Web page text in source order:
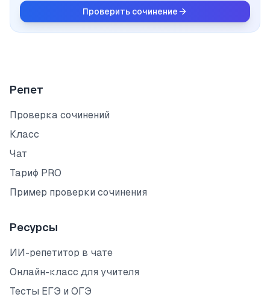
Проверить сочинение
Репет
Проверка сочинений
Класс
Чат
Тариф PRO
Пример проверки сочинения
Ресурсы
ИИ-репетитор в чате
Онлайн-класс для учителя
Тесты ЕГЭ и ОГЭ